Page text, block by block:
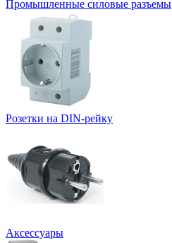
Промышленные силовые разъемы
Розетки на DIN-рейку
Аксессуары